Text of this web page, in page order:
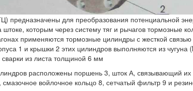
предназначены для преобразования потенциальной
штоке, которым через систему тяг и рычагов тормозные
применяются тормозные цилиндры с жесткой
1 и крышки 2 этих цилиндров выполняются из
из листа толщиной 6 мм
расположены поршень 3, шток А, связывающий их
войлочное кольцо 8, сетчатый фильтр 9 и